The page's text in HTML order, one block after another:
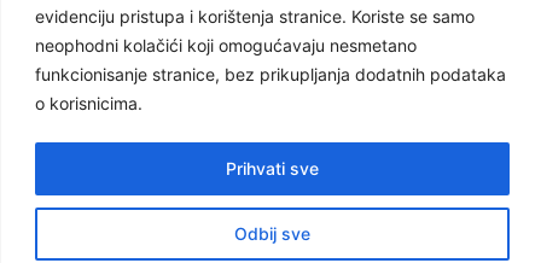
evidenciju pristupa i korištenja stranice. Koriste se samo
neophodni kolačići koji omogućavaju nesmetano
funkcionisanje stranice, bez prikupljanja dodatnih podataka
o korisnicima.
Odbij sve
Prihvati sve
Vlada Federacije Bosne i Hercegovine
Federalno ministarstvo finansija
Federalni zavod za penzijsko i invalidsko osiguranje
Federalno ministarstvo za pitanja boraca /branitelja i invalida
odbrambeno-oslobodilačkog / domovinskog rata